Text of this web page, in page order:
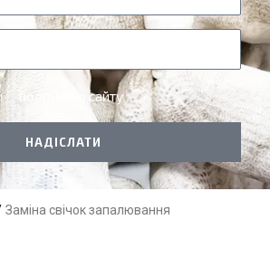
політикою сайту
НАДІСЛАТИ
Заміна свічок запалювання